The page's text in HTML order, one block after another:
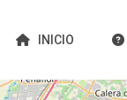
INICIO